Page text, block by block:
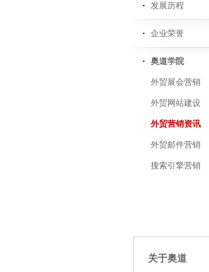
发展历程
企业荣誉
奥道学院
外贸展会营销
外贸网站建设
外贸营销资讯
外贸邮件营销
搜索引擎营销
关于奥道